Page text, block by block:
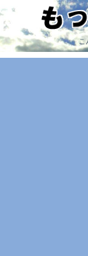
こ